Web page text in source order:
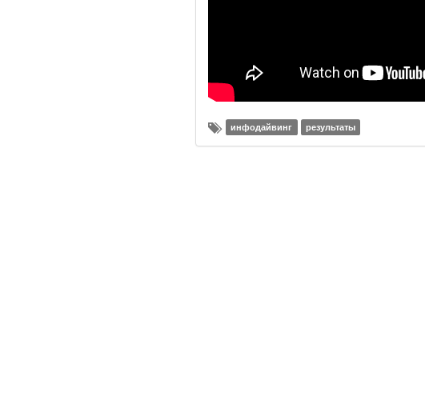
инфодайвинг результаты